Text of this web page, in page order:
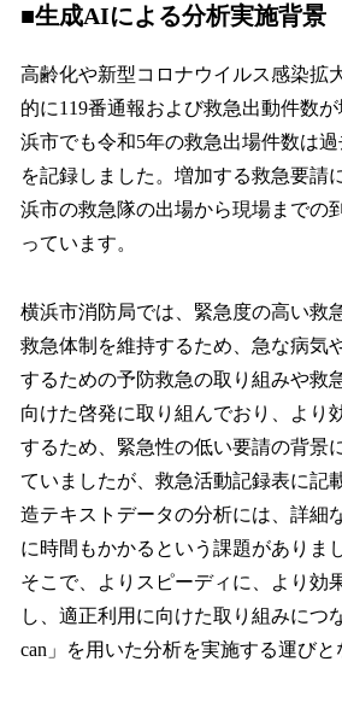
■生成AIによる分析実施背景
高齢化や新型コロナウイルス感染拡
的に119番通報および救急出動件数
浜市でも令和5年の救急出場件数は
を記録しました。増加する救急要請
浜市の救急隊の出場から現場までの
っています。
横浜市消防局では、緊急度の高い救
救急体制を維持するため、急な病気
するための予防救急の取り組みや救
向けた啓発に取り組んでおり、より
するため、緊急性の低い要請の背景
ていましたが、救急活動記録表に記
造テキストデータの分析には、詳細
に時間もかかるという課題がありま
そこで、よりスピーディに、より効
し、適正利用に向けた取り組みにつ
can︎」を用いた分析を実施する運びと